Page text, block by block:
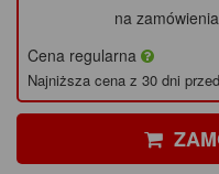
na
Cena regularna
Najniższa cena z 30 dni